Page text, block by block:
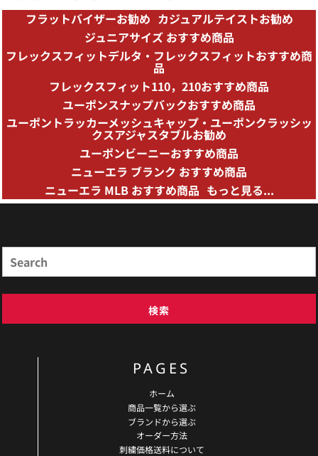
フラットバイザーお勧め カジュアルテイストお勧め
ジュニアサイズ おすすめ商品
フレックスフィットデルタ・フレックスフィットおすすめ商
品
フレックスフィット110，210おすすめ商品
ユーポンスナップバックおすすめ商品
ユーポントラッカーメッシュキャップ・ユーポンクラッシッ
クスアジャスタブルお勧め
ユーポンビーニーおすすめ商品
ニューエラ ブランク おすすめ商品
ニューエラ MLB おすすめ商品 もっと見る...
検索
PAGES
ホーム
商品一覧から選ぶ
ブランドから選ぶ
オーダー方法
刺繍価格送料について